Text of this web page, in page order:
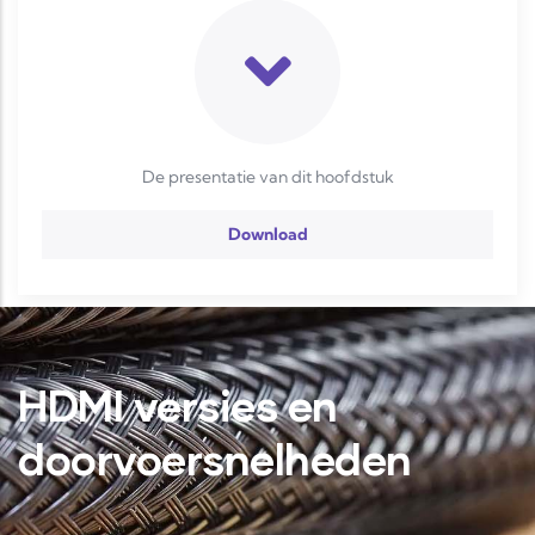
De presentatie van dit hoofdstuk
Download
HDMI versies en
doorvoersnelheden